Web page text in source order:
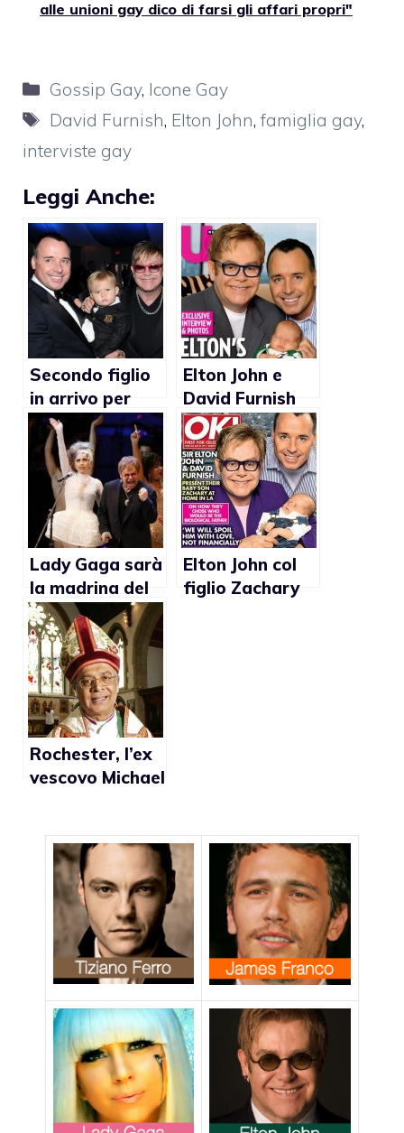
alle unioni gay dico di farsi gli affari propri"
Categorie
Gossip Gay, Icone Gay
Tag
David Furnish, Elton John,famiglia gay,
interviste gay
Leggi Anche:
Secondo figlio
in arrivo per
Elton John e
David Furnish?
Elton John e
David Furnish
Migliori papà
del 2011?
Lady Gaga sarà
la madrina del
figlio di Elton
John
Elton John col
figlio Zachary
Rochester, l’ex
vescovo Michael
figlio di Elton
John è a rischio”